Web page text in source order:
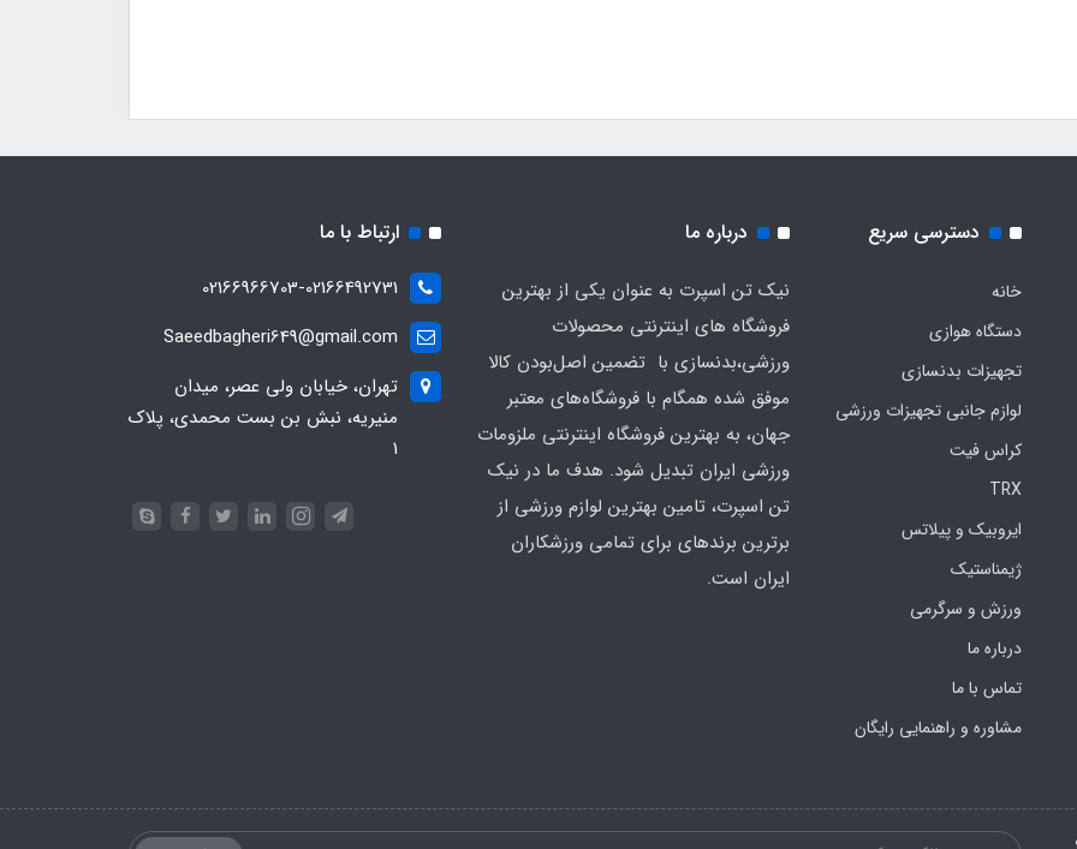
دسترسی سریع
خانه
دستگاه هوازی
تجهیزات بدنسازی
لوازم جانبی تجهیزات ورزشی
کراس فیت
TRX
ایروبیک و پیلاتس
ژیمناستیک
ورزش و سرگرمی
درباره ما
تماس با ما
مشاوره و راهنمایی رایگان
درباره ما
نیک تن اسپرت به عنوان یکی از بهترین
فروشگاه های اینترنتی محصولات
ورزشی،بدنسازی با تضمین اصل‌بودن کالا
موفق شده همگام با فروشگاه‌های معتبر
جهان، به بهترین فروشگاه اینترنتی ملزومات
ورزشی ایران تبدیل شود. هدف ما در نیک
تن اسپرت، تامین بهترین لوازم ورزشی از
برترین برندهای برای تمامی ورزشکاران
ایران است.
ارتباط با ما
02166966703-02166492731
Saeedbagheri649@gmail.com
تهران، خیابان ولی عصر، میدان
منیریه، نبش بن بست محمدی، پلاک
۱